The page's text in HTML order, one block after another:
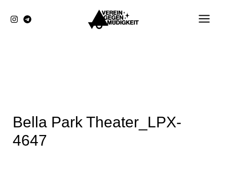
Inhalt
springen
Bella Park Theater_LPX-
4647